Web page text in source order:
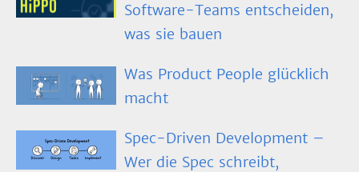
Software-Teams entscheiden,
was sie bauen
Was Product People glücklich
macht
Spec-Driven Development –
Wer die Spec schreibt,